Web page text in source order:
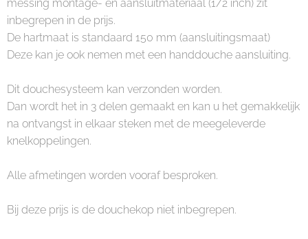
messing montage- en aansluitmateriaal (1/2 inch) zit
inbegrepen in de prijs.
De hartmaat is standaard 150 mm (aansluitingsmaat)
Deze kan je ook nemen met een handdouche aansluiting.
Dit douchesysteem kan verzonden worden.
Dan wordt het in 3 delen gemaakt en kan u het gemakkelijk
na ontvangst in elkaar steken met de meegeleverde
knelkoppelingen.
Alle afmetingen worden vooraf besproken.
Bij deze prijs is de douchekop niet inbegrepen.